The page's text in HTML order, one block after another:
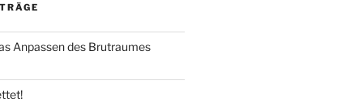
Anpassen des Brutraumes